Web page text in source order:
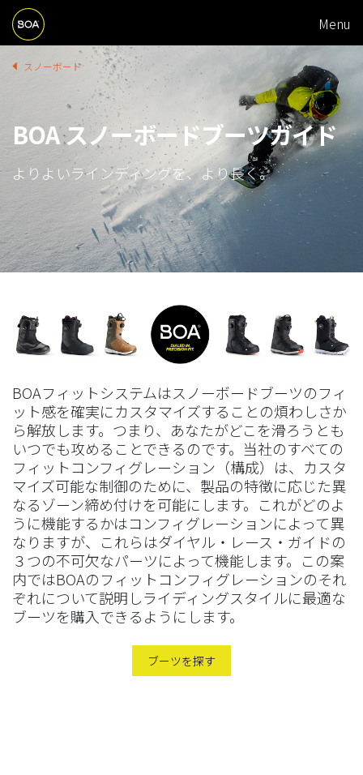
Skip to main content
A
I
N
N
A
V
I
G
A
T
I
O
N
Menu
Begin main content
B
E
A
D
C
R
U
B
スノーボード
BOA スノーボードブーツガイド
よりよいラインディングを、より長く。
BOAフィットシステムはスノーボードブーツのフィ
ット感を確実にカスタマイズすることの煩わしさか
ら解放します。つまり、あなたがどこを滑ろうとも
いつでも攻めることできるのです。当社のすべての
フィットコンフィグレーション（構成）は、カスタ
マイズ可能な制御のために、製品の特徴に応じた異
なるゾーン締め付けを可能にします。これがどのよ
うに機能するかはコンフィグレーションによって異
なりますが、これらはダイヤル・レース・ガイドの
３つの不可欠なパーツによって機能します。この案
内ではBOAのフィットコンフィグレーションのそれ
ぞれについて説明しライディングスタイルに最適な
ブーツを購入できるようにします。
ブーツを探す